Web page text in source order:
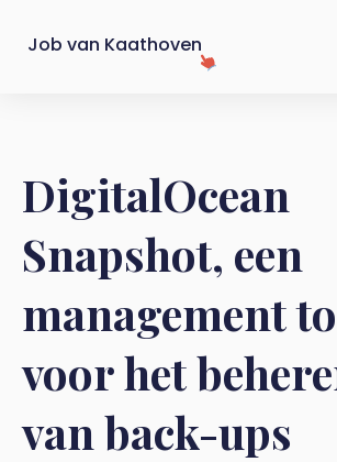
Job van Kaathoven
DigitalOcean
Snapshot, een
management
voor het
van back-ups